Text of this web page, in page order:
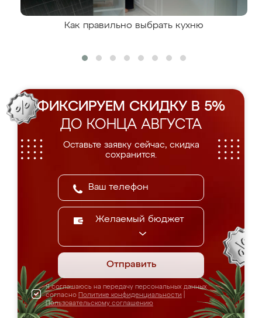
Как правильно выбрать кухню
ФИКСИРУЕМ СКИДКУ В 5%
ДО КОНЦА АВГУСТА
Оставьте заявку сейчас, скидка
сохранится.
Желаемый бюджет
Отправить
Я соглашаюсь на передачу персональных данных
согласно Политике конфиденциальности
Пользовательскому соглашению